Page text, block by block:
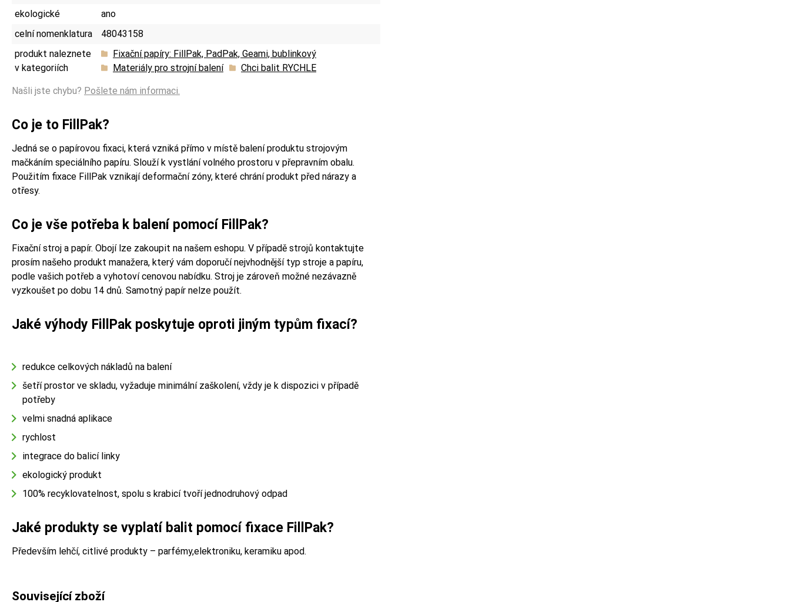
ekologické
ano
celní nomenklatura
48043158
produkt naleznete
v kategoriích
Fixační papíry: FillPak, PadPak, Geami, bublinkový
Materiály pro strojní balení
Chci balit RYCHLE
Našli jste chybu? Pošlete nám informaci.
Co je to FillPak?
Jedná se o papírovou fixaci, která vzniká přímo v místě balení produktu strojovým
mačkáním speciálního papíru. Slouží k vystlání volného prostoru v přepravním obalu.
Použitím fixace FillPak vznikají deformační zóny, které chrání produkt před nárazy a
otřesy.
Co je vše potřeba k balení pomocí FillPak?
Fixační stroj a papír. Obojí lze zakoupit na našem eshopu. V případě strojů kontaktujte
prosím našeho produkt manažera, který vám doporučí nejvhodnější typ stroje a papíru,
podle vašich potřeb a vyhotoví cenovou nabídku. Stroj je zároveň možné nezávazně
vyzkoušet po dobu 14 dnů. Samotný papír nelze použít.
Jaké výhody FillPak poskytuje oproti jiným typům fixací?
redukce celkových nákladů na balení
šetří prostor ve skladu, vyžaduje minimální zaškolení, vždy je k dispozici v případě
potřeby
velmi snadná aplikace
rychlost
integrace do balicí linky
ekologický produkt
100% recyklovatelnost, spolu s krabicí tvoří jednodruhový odpad
Jaké produkty se vyplatí balit pomocí fixace FillPak?
Především lehčí, citlivé produkty – parfémy,elektroniku, keramiku apod.
Související zboží